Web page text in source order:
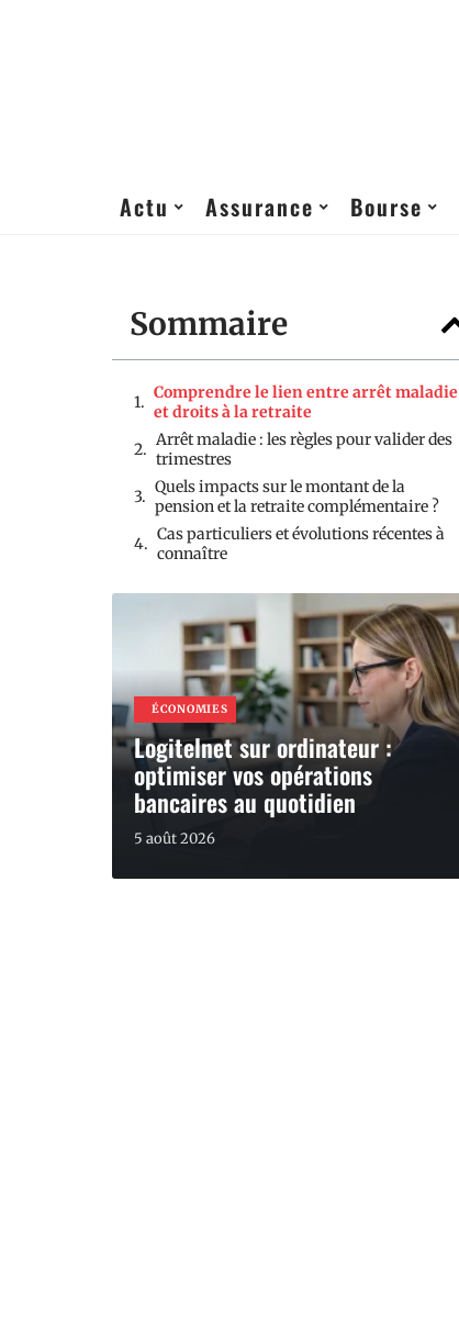
Actu Assurance Bourse
Sommaire
Comprendre le lien entre arrêt maladie
et droits à la retraite
Arrêt maladie : les règles pour valider des
trimestres
Quels impacts sur le montant de la
pension et la retraite complémentaire ?
Cas particuliers et évolutions récentes à
connaître
ÉCONOMIES
Logitelnet sur ordinateur :
optimiser vos opérations
bancaires au quotidien
5 août 2026